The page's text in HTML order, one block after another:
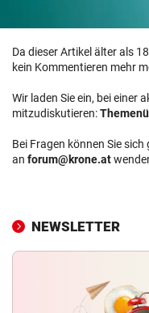
Da dieser Artikel älter als
kein Kommentieren mehr
Wir laden Sie ein, bei einer
mitzudiskutieren:
Bei Fragen können Sie
an forum@krone.at
NEWSLETTER